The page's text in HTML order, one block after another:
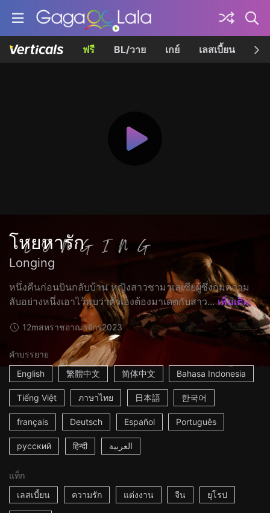
ฟรี BL/วาย เกย์ เลสเบี้ยน เค
โหยหารัก
Longing
หนึ่งคืนก่อนบินกลับบ้าน หญิงสาวชามาเลเซียผู้ซึ่งกุมความ
ลับอย่างหนึ่งเอาไว้พบว่าตัวเองต้องมาเดตกับสาว... เพิ่มเติม
12mสหราชอาณาจักร2023
คำบรรยาย
English
繁體中文 简体中文 Bahasa Indonesia
Tiếng Việt ภาษาไทย 日本語 한국어
français Deutsch Español Português
русский हिन्दी العربية
แท็ก
เลสเบี้ยน
ความรัก แต่งงาน จีน ยุโรป